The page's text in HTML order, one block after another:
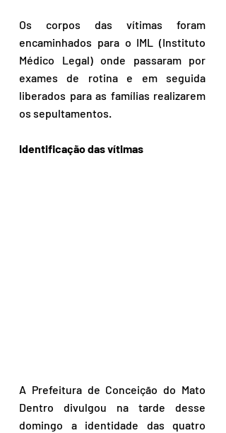
Os corpos das vítimas foram
encaminhados para o IML (Instituto
Médico Legal) onde passaram por
exames de rotina e em seguida
liberados para as famílias realizarem
os sepultamentos.
Identificação das vítimas
A Prefeitura de Conceição do Mato
Dentro divulgou na tarde desse
domingo a identidade das quatro